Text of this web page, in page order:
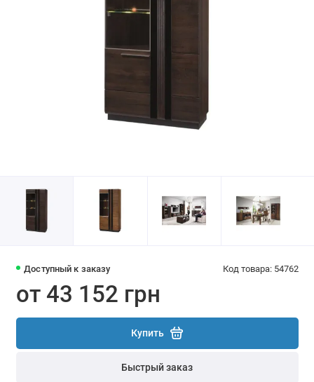
Доступный к заказу Код товара: 54762
от 43 152 грн
Купить
Быстрый заказ